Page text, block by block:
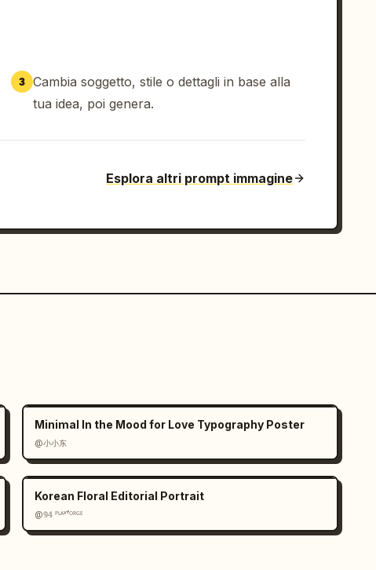
3 Cambia soggetto, stile o dettagli in base alla
tua idea, poi genera.
Esplora altri prompt immagine
Minimal In the Mood for Love Typography Poster
@小小东
Korean Floral Editorial Portrait
@𝟡𝟜 ᴾᴸᴬʸᶠᴼᴿᴳᴱ